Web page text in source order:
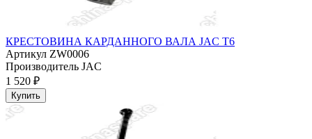
КРЕСТОВИНА КАРДАННОГО ВАЛА JAC T6
Артикул ZW0006
Производитель JAC
1 520 ₽
Купить